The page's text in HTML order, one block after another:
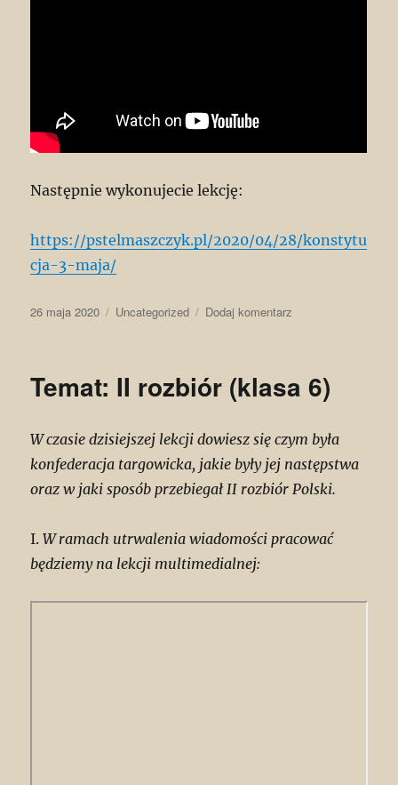
Następnie wykonujecie lekcję:
https://pstelmaszczyk.pl/2020/04/28/konstytu
cja-3-maja/
Data
26 maja 2020 Kategorie
Uncategorized Dodaj komentarz
maja
(klasa
Temat: II rozbiór (klasa 6)
W czasie dzisiejszej lekcji dowiesz się czym była
konfederacja targowicka, jakie były jej następstwa
oraz w jaki sposób przebiegał II rozbiór Polski.
I.W ramach utrwalenia wiadomości pracować
będziemy na lekcji multimedialnej: